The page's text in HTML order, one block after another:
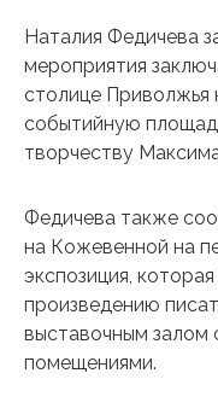
Наталия Федичева
мероприятия
столице Приволжья
событийную
творчеству
Федичева также
на Кожевенной на
экспозиция,
произведению
выставочным залом
помещениями.